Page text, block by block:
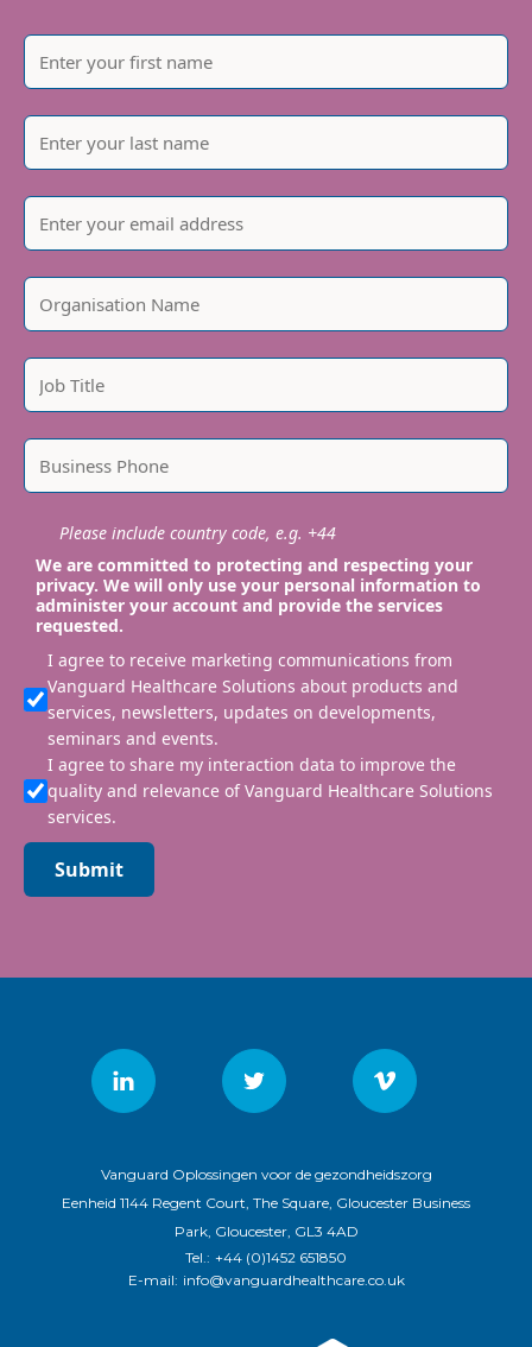
Please include country code, e.g. +44
We are committed to protecting and respecting your
privacy. We will only use your personal information to
administer your account and provide the services
requested.
I agree to receive marketing communications from
Vanguard Healthcare Solutions about products and
services, newsletters, updates on developments,
seminars and events.
I agree to share my interaction data to improve the
quality and relevance of Vanguard Healthcare Solutions
services.
Submit
Vanguard Oplossingen voor de gezondheidszorg
Eenheid 1144 Regent Court, The Square, Gloucester Business
Park, Gloucester, GL3 4AD
Tel.: +44 (0)1452 651850
E-mail: info@vanguardhealthcare.co.uk